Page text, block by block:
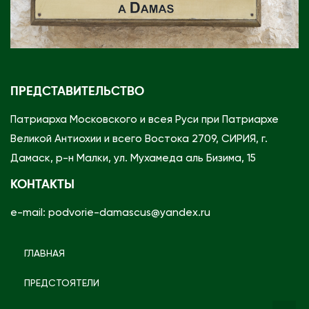
ПРЕДСТАВИТЕЛЬСТВО
Патриарха Московского и всея Руси при Патриархе
Великой Антиохии и всего Востока 2709, СИРИЯ, г.
Дамаск, р-н Малки, ул. Мухамеда аль Бизима, 15
КОНТАКТЫ
e-mail: podvorie-damascus@yandex.ru
ГЛАВНАЯ
ПРЕДСТОЯТЕЛИ